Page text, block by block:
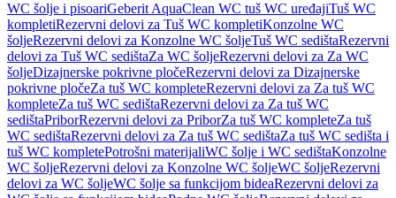
WC šolje i pisoariGeberit AquaClean WC tuš WC uređajiTuš WC
kompletiRezervni delovi za Tuš WC kompletiKonzolne WC
šoljeRezervni delovi za Konzolne WC šoljeTuš WC sedištaRezervni
delovi za Tuš WC sedištaZa WC šoljeRezervni delovi za Za WC
šoljeDizajnerske pokrivne pločeRezervni delovi za Dizajnerske
pokrivne pločeZa tuš WC kompleteRezervni delovi za Za tuš WC
kompleteZa tuš WC sedištaRezervni delovi za Za tuš WC
sedištaPriborRezervni delovi za PriborZa tuš WC kompleteZa tuš
WC sedištaRezervni delovi za Za tuš WC sedištaZa tuš WC sedišta i
tuš WC kompletePotrošni materijaliWC šolje i WC sedištaKonzolne
WC šoljeRezervni delovi za Konzolne WC šoljeWC šoljeRezervni
delovi za WC šoljeWC šolje sa funkcijom bideaRezervni delovi za